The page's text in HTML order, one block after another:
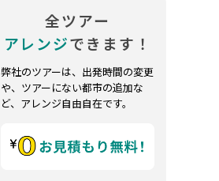
全ツアー
アレンジできます！
弊社のツアーは、出発時間の変更
や、ツアーにない都市の追加な
ど、アレンジ自由自在です。